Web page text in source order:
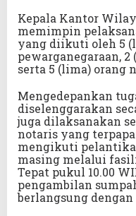
Kepala Kantor
memimpin
yang diikuti oleh 5
pewarganegaraan,
serta 5 (lima) orang
Mengedepankan
diselenggarakan
juga dilaksanakan
notaris yang
mengikuti
masing melalui
Tepat pukul 10.00
pengambilan
berlangsung